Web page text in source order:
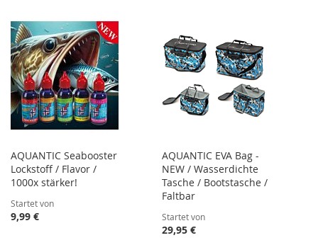
AQUANTIC Seabooster
Lockstoff / Flavor /
1000x stärker!
Startet von
9,99 €
AQUANTIC EVA Bag -
NEW / Wasserdichte
Tasche / Bootstasche /
Faltbar
Startet von
29,95 €